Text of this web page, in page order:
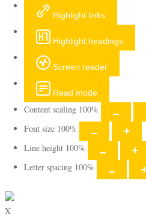
Highlight links
Highlight headings
Screen reader
Read mode
Content scaling 100%
Font size 100%
Line height 100%
Letter spacing 100%
X